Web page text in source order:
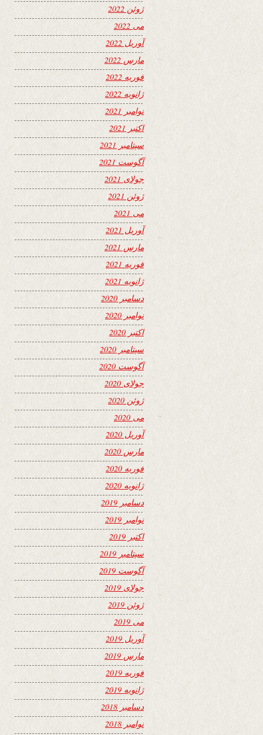
ژوئن 2022
می 2022
آوریل 2022
مارس 2022
فوریه 2022
ژانویه 2022
نوامبر 2021
اکتبر 2021
سپتامبر 2021
آگوست 2021
جولای 2021
ژوئن 2021
می 2021
آوریل 2021
مارس 2021
فوریه 2021
ژانویه 2021
دسامبر 2020
نوامبر 2020
اکتبر 2020
سپتامبر 2020
آگوست 2020
جولای 2020
ژوئن 2020
می 2020
آوریل 2020
مارس 2020
فوریه 2020
ژانویه 2020
دسامبر 2019
نوامبر 2019
اکتبر 2019
سپتامبر 2019
آگوست 2019
جولای 2019
ژوئن 2019
می 2019
آوریل 2019
مارس 2019
فوریه 2019
ژانویه 2019
دسامبر 2018
نوامبر 2018